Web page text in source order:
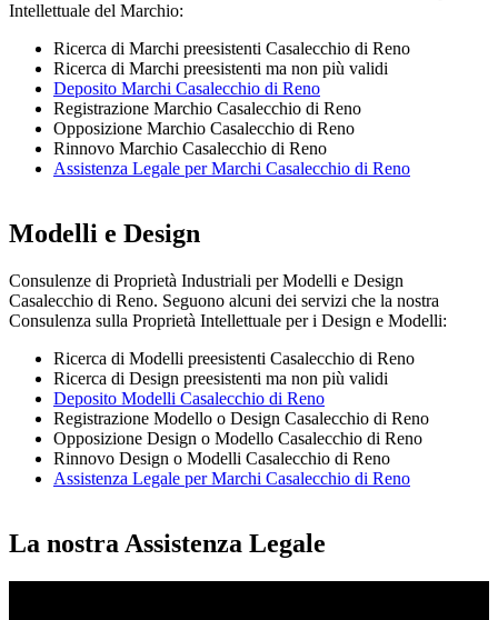
Intellettuale del Marchio:
Ricerca di Marchi preesistenti Casalecchio di Reno
Ricerca di Marchi preesistenti ma non più validi
Deposito Marchi Casalecchio di Reno
Registrazione Marchio Casalecchio di Reno
Opposizione Marchio Casalecchio di Reno
Rinnovo Marchio Casalecchio di Reno
Assistenza Legale per Marchi Casalecchio di Reno
Modelli e Design
Consulenze di Proprietà Industriali per Modelli e Design
Casalecchio di Reno. Seguono alcuni dei servizi che la nostra
Consulenza sulla Proprietà Intellettuale per i Design e Modelli:
Ricerca di Modelli preesistenti Casalecchio di Reno
Ricerca di Design preesistenti ma non più validi
Deposito Modelli Casalecchio di Reno
Registrazione Modello o Design Casalecchio di Reno
Opposizione Design o Modello Casalecchio di Reno
Rinnovo Design o Modelli Casalecchio di Reno
Assistenza Legale per Marchi Casalecchio di Reno
La nostra Assistenza Legale